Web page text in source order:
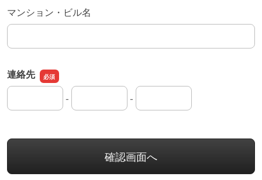
マンション・ビル名
連絡先
連絡先の市外局番
-
連絡先の市内局番 -
連絡先の加入者番号